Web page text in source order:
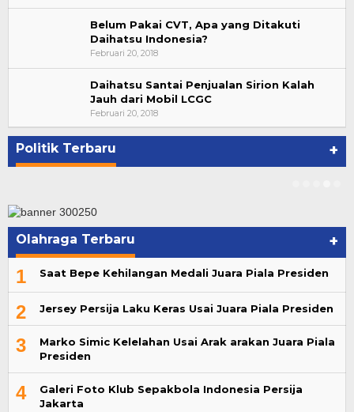
Belum Pakai CVT, Apa yang Ditakuti
Daihatsu Indonesia?
Februari 20, 2018
Daihatsu Santai Penjualan Sirion Kalah
Jauh dari Mobil LCGC
Februari 20, 2018
Politik Terbaru +
Di Kandang Rohidin, Lagu Gubernurku Helmi
Hasan Menggema
Di KOMINFO KOTA BENGKULU, POLITIK
Olahraga Terbaru +
1 Saat Bepe Kehilangan Medali Juara Piala Presiden
2 Jersey Persija Laku Keras Usai Juara Piala Presiden
3
Marko Simic Kelelahan Usai Arak arakan Juara Piala
Presiden
4
Galeri Foto Klub Sepakbola Indonesia Persija
Jakarta